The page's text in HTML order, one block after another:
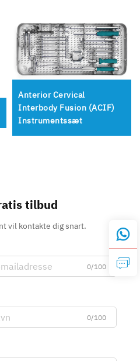
Anterior Cervical
Interbody Fusion (ACIF)
Instrumentssæt
tilbud
vil kontakte dig snart.
0/100
0/100